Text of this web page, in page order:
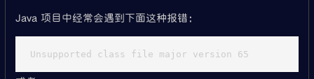
Java 项目中经常会遇到下面这种报错：